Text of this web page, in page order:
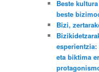
Beste
beste
Bizi,
eta biktima